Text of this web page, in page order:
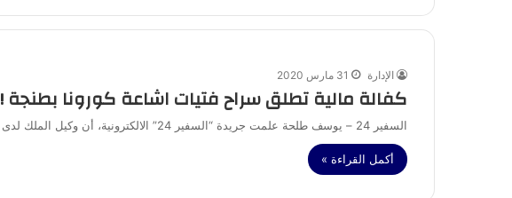
الإدارة 31 مارس 2020
كفالة مالية تطلق سراح فتيات اشاعة كورونا بطنجة !
السفير 24 – يوسف طلحة علمت جريدة “السفير 24” الالكترونية، أن وكيل الملك لدى محكمة الابتدائية بطنجة، قد أمر صباح…
أكمل القراءة »